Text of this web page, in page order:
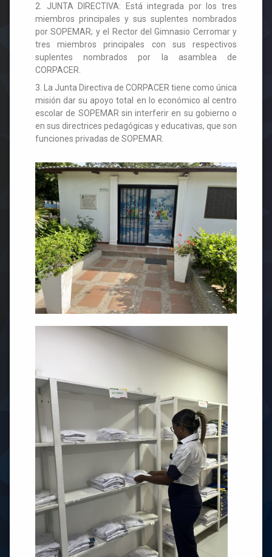
2. JUNTA DIRECTIVA: Está integrada por los tres
miembros principales y sus suplentes nombrados
por SOPEMAR; y el Rector del Gimnasio Cerromar y
tres miembros principales con sus respectivos
suplentes nombrados por la asamblea de
CORPACER.
3. La Junta Directiva de CORPACER tiene como única
misión dar su apoyo total en lo económico al centro
escolar de SOPEMAR sin interferir en su gobierno o
en sus directrices pedagógicas y educativas, que son
funciones privadas de SOPEMAR.